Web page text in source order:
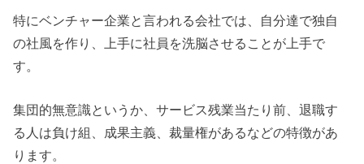
特にベンチャー企業と言われる会社では、自分達で独自
の社風を作り、上手に社員を洗脳させることが上手で
す。
集団的無意識というか、サービス残業当たり前、退職す
る人は負け組、成果主義、裁量権があるなどの特徴があ
ります。